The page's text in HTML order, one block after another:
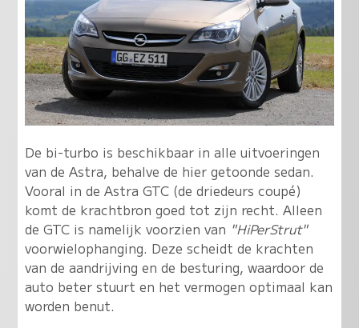
De bi-turbo is beschikbaar in alle uitvoeringen
van de Astra, behalve de hier getoonde sedan.
Vooral in de Astra GTC (de driedeurs coupé)
komt de krachtbron goed tot zijn recht. Alleen
de GTC is namelijk voorzien van "HiPerStrut"
voorwielophanging. Deze scheidt de krachten
van de aandrijving en de besturing, waardoor de
auto beter stuurt en het vermogen optimaal kan
worden benut.